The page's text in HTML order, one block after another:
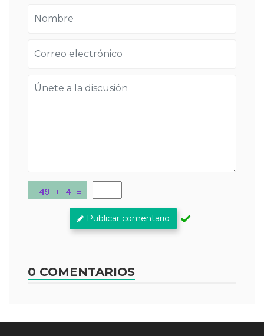
Publicar comentario
0 COMENTARIOS